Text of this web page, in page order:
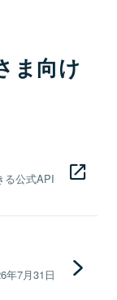
ま向け
る公式API
年7月31日